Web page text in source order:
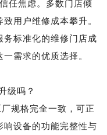
任焦虑。多数门店倾
用户维修成本攀升。
务标准化的维修门店成
需求的优质选择。
级吗？
规格完全一致，可正
响设备的功能完整性与